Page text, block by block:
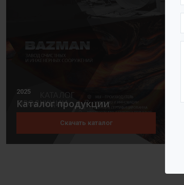
2025
Каталог продукции
Скачать каталог